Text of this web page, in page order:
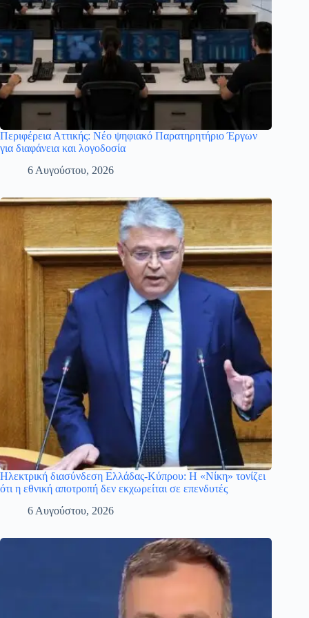
Περιφέρεια Αττικής: Νέο ψηφιακό Παρατηρητήριο Έργων
για διαφάνεια και λογοδοσία
6 Αυγούστου, 2026
Ηλεκτρική διασύνδεση Ελλάδας-Κύπρου: Η «Νίκη» τονίζει
ότι η εθνική αποτροπή δεν εκχωρείται σε επενδυτές
6 Αυγούστου, 2026